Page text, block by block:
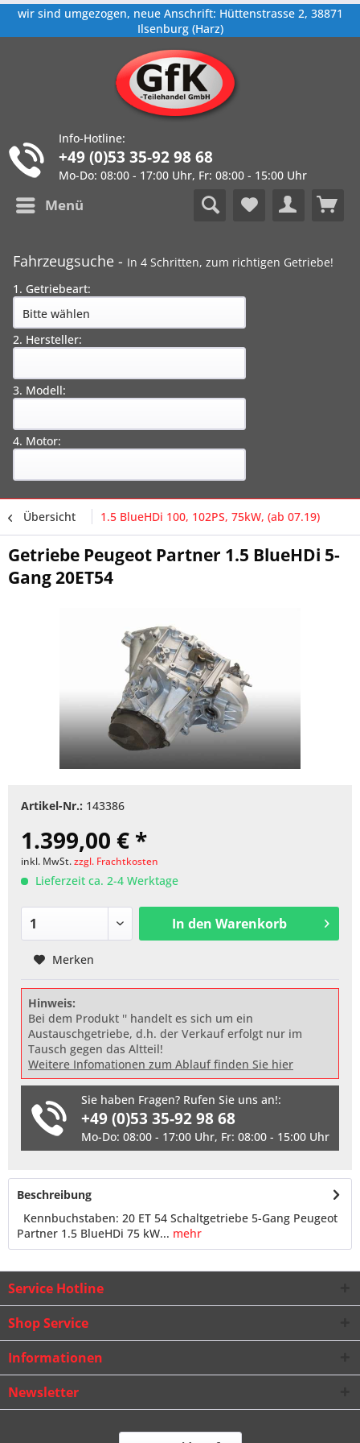
wir sind umgezogen, neue Anschrift: Hüttenstrasse 2, 38871
Ilsenburg (Harz)
Info-Hotline:
+49 (0)53 35-92 98 68
Mo-Do: 08:00 - 17:00 Uhr, Fr: 08:00 - 15:00 Uhr
Menü
Fahrzeugsuche - In 4 Schritten, zum richtigen Getriebe!
1. Getriebeart:
2. Hersteller:
3. Modell:
4. Motor:
Übersicht 1.5 BlueHDi 100, 102PS, 75kW, (ab 07.19)
Getriebe Peugeot Partner 1.5 BlueHDi 5-
Gang 20ET54
Artikel-Nr.: 143386
1.399,00 € *
inkl. MwSt.zzgl. Frachtkosten
Lieferzeit ca. 2-4 Werktage
In den Warenkorb
Merken
Hinweis:
Bei dem Produkt '' handelt es sich um ein
Austauschgetriebe, d.h. der Verkauf erfolgt nur im
Tausch gegen das Altteil!
Weitere Infomationen zum Ablauf finden Sie hier
Sie haben Fragen? Rufen Sie uns an!:
+49 (0)53 35-92 98 68
Mo-Do: 08:00 - 17:00 Uhr, Fr: 08:00 - 15:00 Uhr
Beschreibung
Kennbuchstaben: 20 ET 54 Schaltgetriebe 5-Gang Peugeot
Partner 1.5 BlueHDi 75 kW... mehr
Service Hotline
Shop Service
Informationen
Newsletter